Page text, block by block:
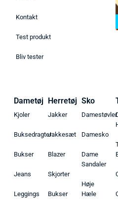
Kontakt
Test produkt
Bliv tester
Bedste Saunatæppe 2025 –
Find de bedste produkter her!
Dametøj
Kjoler
Buksedragter
Bukser
Jeans
Leggings
Herretøj
Jakker
Jakkesæt
Blazer
Skjorter
Bukser
Sko
Damestøvler
Damesko
Dame
Sandaler
Høje
Hæle